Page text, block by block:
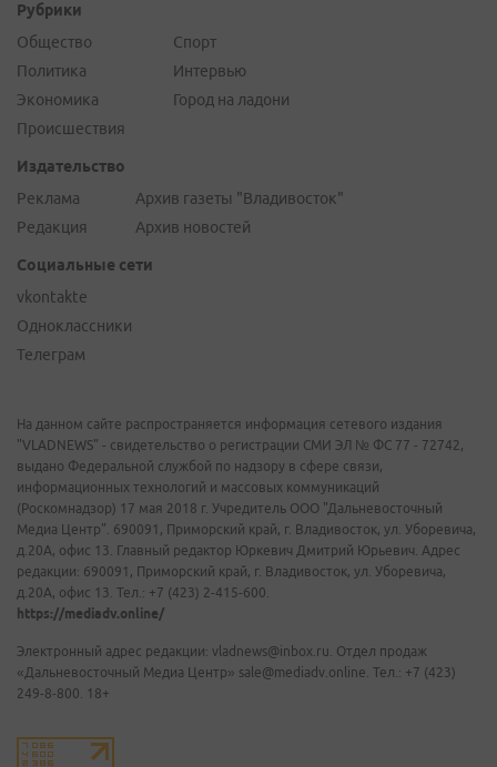
Рубрики
Общество
Политика
Экономика
Происшествия
Спорт
Интервью
Город на ладони
Издательство
Реклама
Редакция
Архив газеты "Владивосток"
Архив новостей
Социальные сети
vkontakte
Одноклассники
Телеграм
На данном сайте распространяется информация сетевого издания
"VLADNEWS" - свидетельство о регистрации СМИ ЭЛ № ФС 77 - 72742,
выдано Федеральной службой по надзору в сфере связи,
информационных технологий и массовых коммуникаций
(Роскомнадзор) 17 мая 2018 г. Учредитель ООО "Дальневосточный
Медиа Центр". 690091, Приморский край, г. Владивосток, ул. Уборевича,
д.20А, офис 13. Главный редактор Юркевич Дмитрий Юрьевич. Адрес
редакции: 690091, Приморский край, г. Владивосток, ул. Уборевича,
д.20А, офис 13. Тел.: +7 (423) 2-415-600.
https://mediadv.online/
Электронный адрес редакции: vladnews@inbox.ru. Отдел продаж
«Дальневосточный Медиа Центр» sale@mediadv.online. Тел.: +7 (423)
249-8-800. 18+